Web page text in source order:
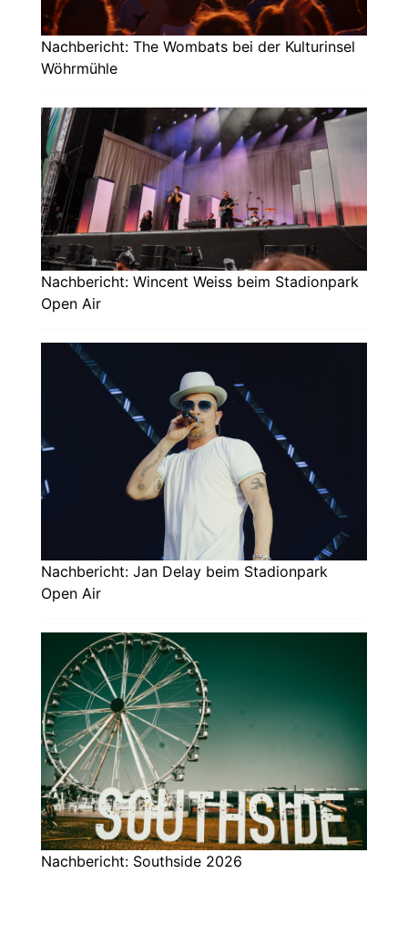
Nachbericht: The Wombats bei der Kulturinsel
Wöhrmühle
Nachbericht: Wincent Weiss beim Stadionpark
Open Air
Nachbericht: Jan Delay beim Stadionpark
Open Air
Nachbericht: Southside 2026